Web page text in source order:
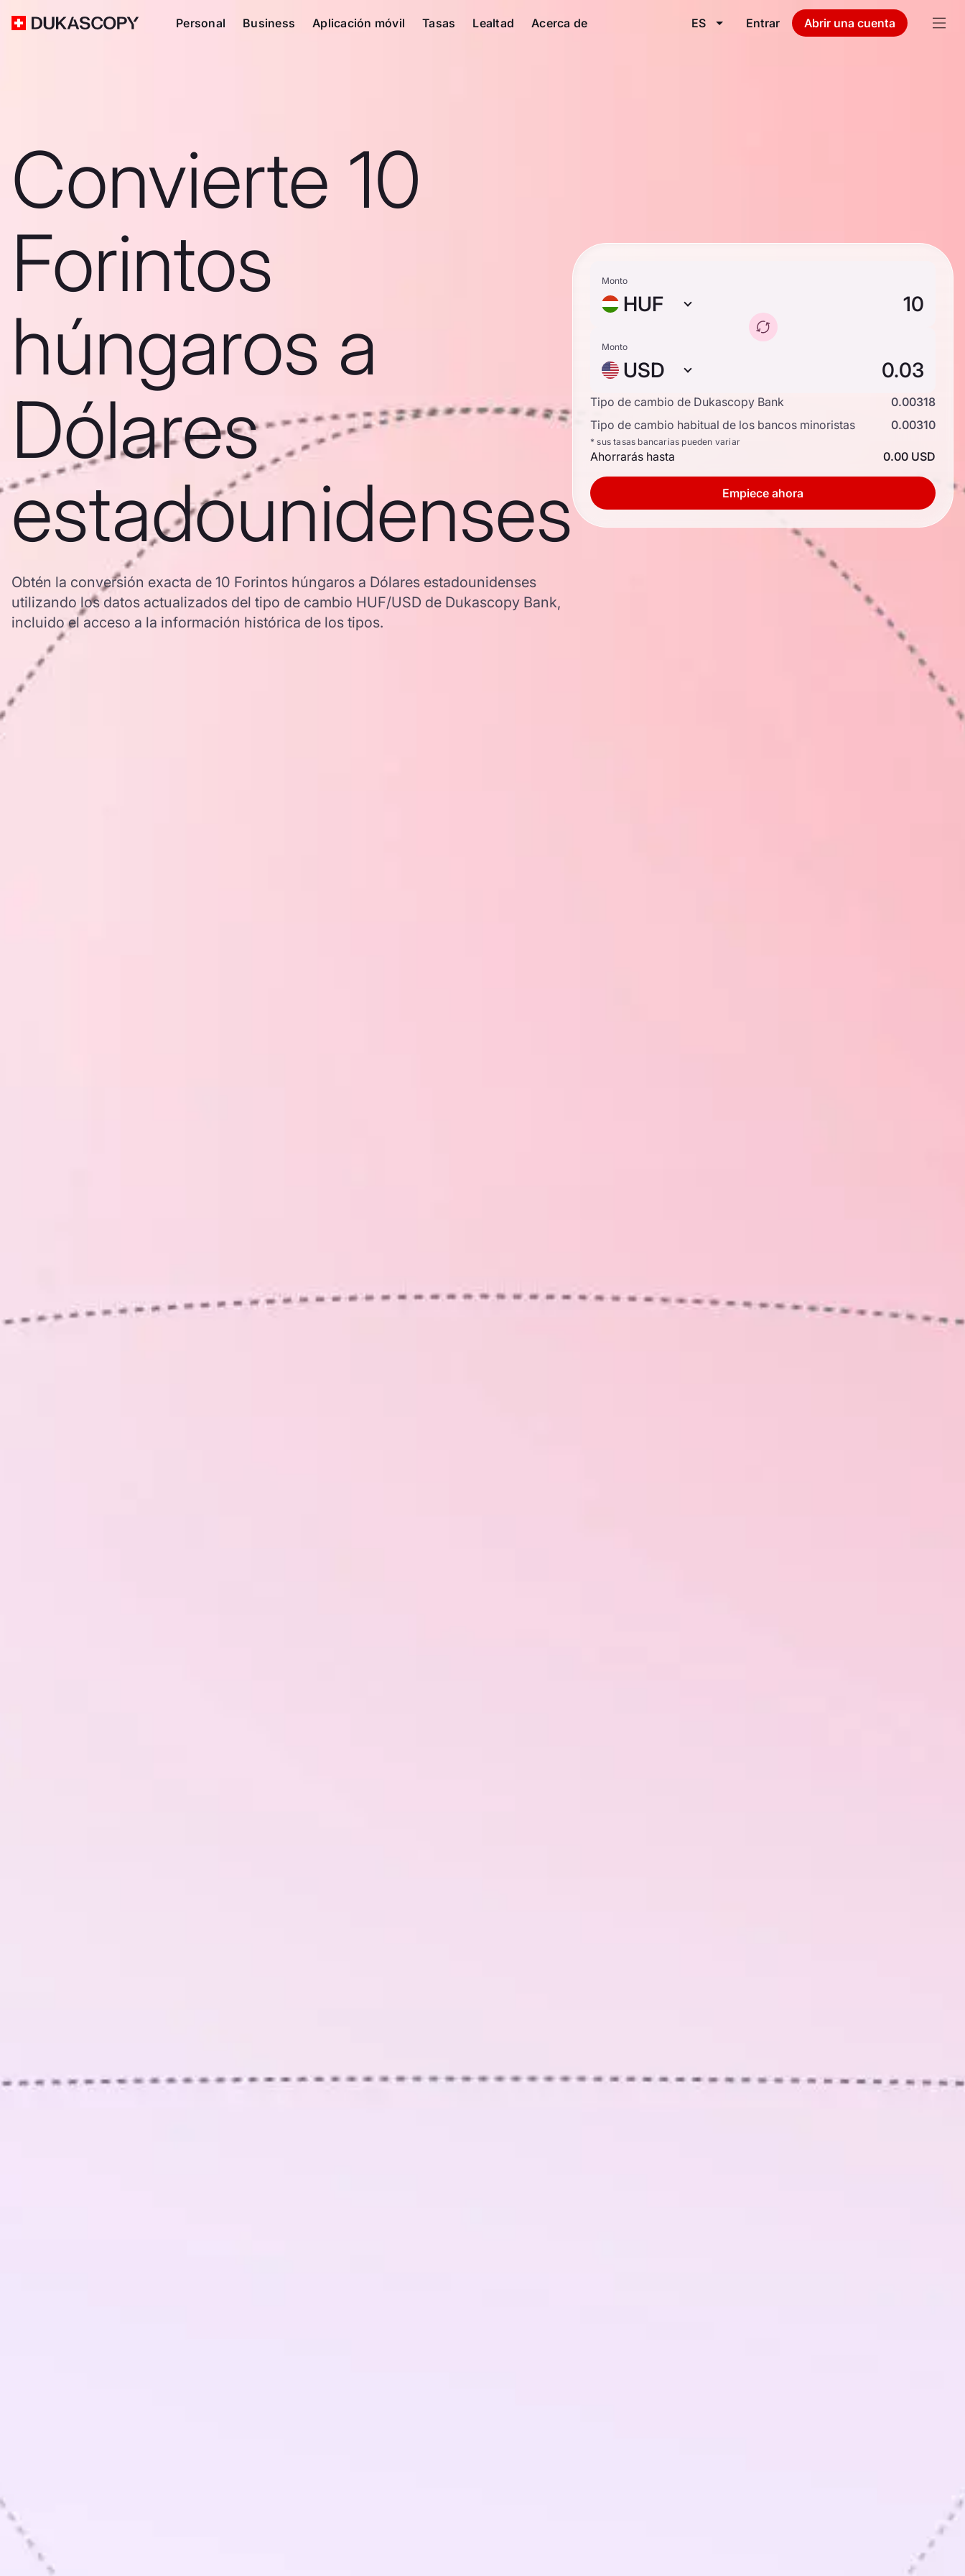
Personal Business Aplicación móvil Tasas Lealtad Acerca de ES Entrar Abrir una cuenta
Convierte 10
Forintos
húngaros a
Dólares
estadounidenses
Obtén la conversión exacta de 10 Forintos húngaros a Dólares estadounidenses
utilizando los datos actualizados del tipo de cambio HUF/USD de Dukascopy Bank,
incluido el acceso a la información histórica de los tipos.
Monto
HUF
Monto
USD
Tipo de cambio de Dukascopy Bank
0.00318
Tipo de cambio habitual de los bancos minoristas
0.00310
* sus tasas bancarias pueden variar
Ahorrarás hasta 0.00 USD
Empiece ahora